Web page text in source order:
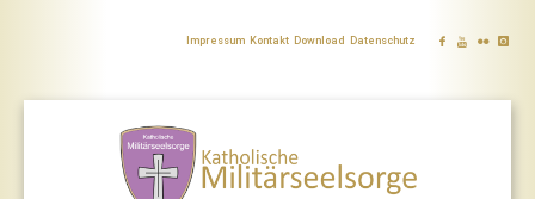
Impressum Kontakt Download Datenschutz